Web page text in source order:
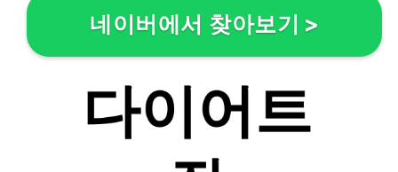
네이버에서 찾아보기 >